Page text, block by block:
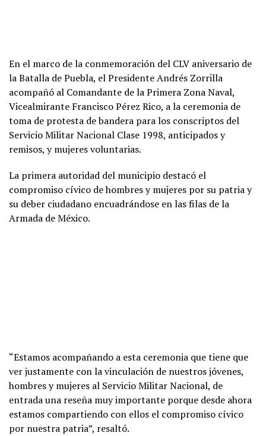
En el marco de la conmemoración del CLV aniversario de
la Batalla de Puebla, el Presidente Andrés Zorrilla
acompañó al Comandante de la Primera Zona Naval,
Vicealmirante Francisco Pérez Rico, a la ceremonia de
toma de protesta de bandera para los conscriptos del
Servicio Militar Nacional Clase 1998, anticipados y
remisos, y mujeres voluntarias.
La primera autoridad del municipio destacó el
compromiso cívico de hombres y mujeres por su patria y
su deber ciudadano encuadrándose en las filas de la
Armada de México.
“Estamos acompañando a esta ceremonia que tiene que
ver justamente con la vinculación de nuestros jóvenes,
hombres y mujeres al Servicio Militar Nacional, de
entrada una reseña muy importante porque desde ahora
estamos compartiendo con ellos el compromiso cívico
por nuestra patria”, resaltó.